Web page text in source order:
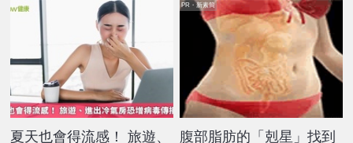
夏天也會得流感！ 旅遊、
腹部脂肪的「剋星」找到
PR・新素簡